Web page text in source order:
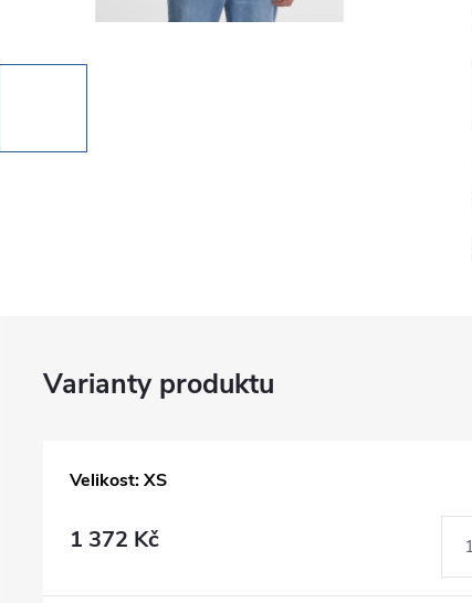
Velikost: XS
1 372 Kč